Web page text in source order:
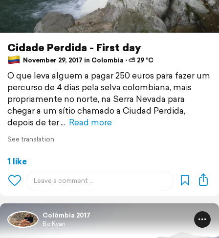
Cidade Perdida - First day
November 29, 2017 in Colombia ⋅ ⛅ 29 °C
O que leva alguem a pagar 250 euros para fazer um
percurso de 4 dias pela selva colombiana, mais
propriamente no norte, na Serra Nevada para
chegar a um sítio chamado a Ciudad Perdida,
depois de ter
Read more
See translation
1 like
Colômbia 2017
Be Kyan